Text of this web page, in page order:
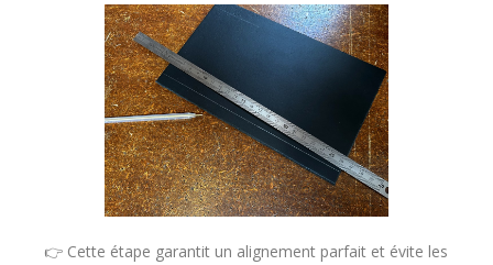
👉 Cette étape garantit un alignement parfait et évite les